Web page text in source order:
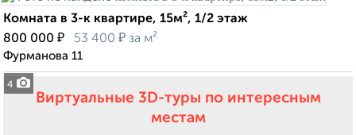
4
Комната в 3-к квартире, 15м², 1/2 этаж
800 000 ₽ 53 400 ₽ за м²
Фурманова 11
Виртуальные 3D-туры по интересным
местам